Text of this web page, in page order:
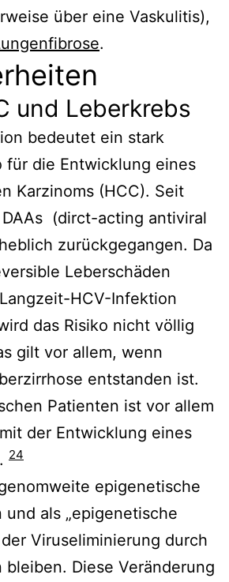
über eine Vaskulitis),
.
und Leberkrebs
bedeutet ein stark
für die Entwicklung eines
Karzinoms (HCC). Seit
(dirct-acting antiviral
zurückgegangen. Da
Leberschäden
HCV-Infektion
das Risiko nicht völlig
gilt vor allem, wenn
entstanden ist.
Patienten ist vor allem
der Entwicklung eines
24
epigenetische
und als „epigenetische
Viruseliminierung durch
bleiben. Diese Veränderung